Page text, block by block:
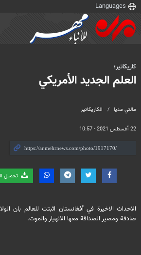
مالتي مدیا الكاريكاتير
22 أغسطس 2021 - 10:57
تحميل
کاریکاتیر؛
العلم الجديد الأمريكي
الاحداث الاخيرة في أفغانستان اثبتت للعالم بان
صادقة ومصير الصداقة معها الانهيار والموت.